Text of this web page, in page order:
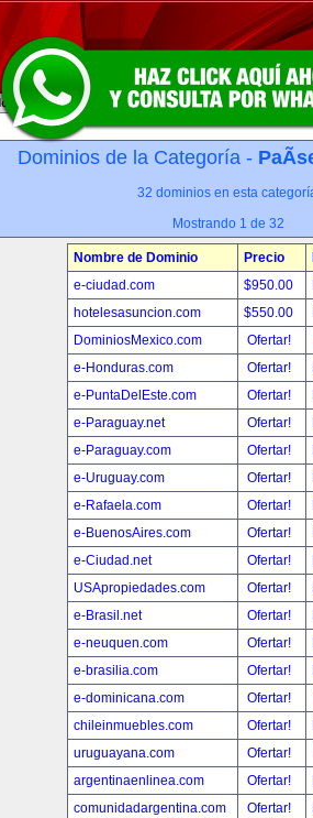
Dominios de la Categoría -
32 dominios en esta
Mostrando 1 de 32
Nombre de Dominio Precio
e-ciudad.com
$950.00
hotelesasuncion.com
$550.00
DominiosMexico.com
Ofertar!
e-Honduras.com
Ofertar!
e-PuntaDelEste.com
Ofertar!
e-Paraguay.net
Ofertar!
e-Paraguay.com
Ofertar!
e-Uruguay.com
Ofertar!
e-Rafaela.com
Ofertar!
e-BuenosAires.com
Ofertar!
e-Ciudad.net
Ofertar!
USApropiedades.com
Ofertar!
e-Brasil.net
Ofertar!
e-neuquen.com
Ofertar!
e-brasilia.com
Ofertar!
e-dominicana.com
Ofertar!
chileinmuebles.com
Ofertar!
uruguayana.com
Ofertar!
argentinaenlinea.com
Ofertar!
comunidadargentina.com
Ofertar!